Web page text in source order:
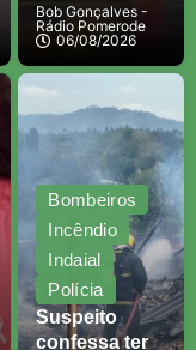
Bob Gonçalves -
Rádio Pomerode
06/08/2026
Bombeiros
Incêndio
Indaial
Polícia
Suspeito
confessa ter